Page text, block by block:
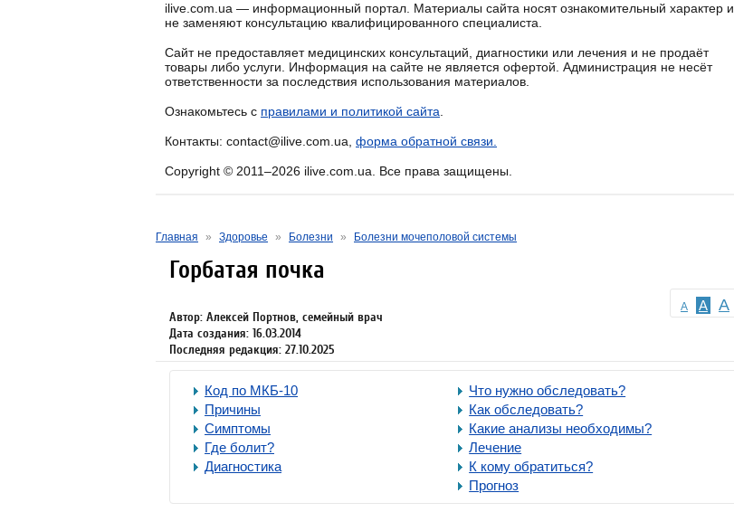
ilive.com.ua — информационный портал. Материалы сайта носят ознакомительный характер и
не заменяют консультацию квалифицированного специалиста.
Сайт не предоставляет медицинских консультаций, диагностики или лечения и не продаёт
товары либо услуги. Информация на сайте не является офертой. Администрация не несёт
ответственности за последствия использования материалов.
Ознакомьтесь с правилами и политикой сайта
Контакты: contact@ilive.com.ua, форма обратной связи.
Copyright © 2011–2026 ilive.com.ua. Все права защищены.
Главная » Здоровье » Болезни » Болезни мочеполовой системы
A A A
Горбатая почка
Автор: Алексей Портнов, семейный врач
Дата создания: 16.03.2014
Последняя редакция: 27.10.2025
Код по МКБ-10
Причины
Симптомы
Где болит?
Диагностика
Что нужно обследовать?
Как обследовать?
Какие анализы необходимы?
Лечение
К кому обратиться?
Прогноз